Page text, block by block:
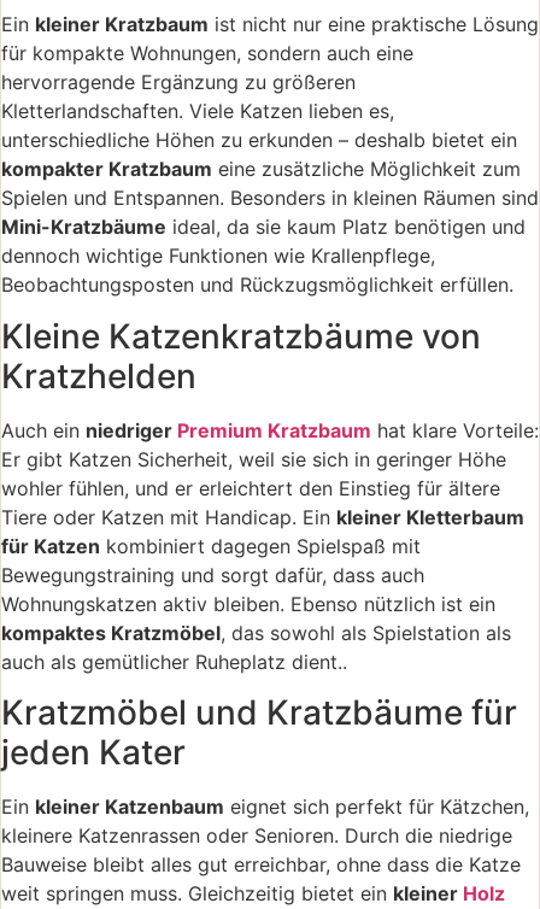
Ein kleiner Kratzbaum ist nicht nur eine praktische Lösung
für kompakte Wohnungen, sondern auch eine
hervorragende Ergänzung zu größeren
Kletterlandschaften. Viele Katzen lieben es,
unterschiedliche Höhen zu erkunden – deshalb bietet ein
kompakter Kratzbaum eine zusätzliche Möglichkeit zum
Spielen und Entspannen. Besonders in kleinen Räumen sind
Mini-Kratzbäume ideal, da sie kaum Platz benötigen und
dennoch wichtige Funktionen wie Krallenpflege,
Beobachtungsposten und Rückzugsmöglichkeit erfüllen.
Kleine Katzenkratzbäume von
Kratzhelden
Auch ein niedriger Premium Kratzbaum hat klare Vorteile:
Er gibt Katzen Sicherheit, weil sie sich in geringer Höhe
wohler fühlen, und er erleichtert den Einstieg für ältere
Tiere oder Katzen mit Handicap. Ein kleiner Kletterbaum
für Katzen kombiniert dagegen Spielspaß mit
Bewegungstraining und sorgt dafür, dass auch
Wohnungskatzen aktiv bleiben. Ebenso nützlich ist ein
kompaktes Kratzmöbel, das sowohl als Spielstation als
auch als gemütlicher Ruheplatz dient..
Kratzmöbel und Kratzbäume für
jeden Kater
Ein kleiner Katzenbaum eignet sich perfekt für Kätzchen,
kleinere Katzenrassen oder Senioren. Durch die niedrige
Bauweise bleibt alles gut erreichbar, ohne dass die Katze
weit springen muss. Gleichzeitig bietet ein kleiner Holz